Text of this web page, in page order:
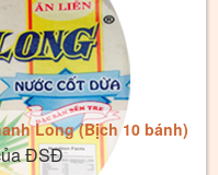
Long (Bịch 10 bánh)
ĐSĐ